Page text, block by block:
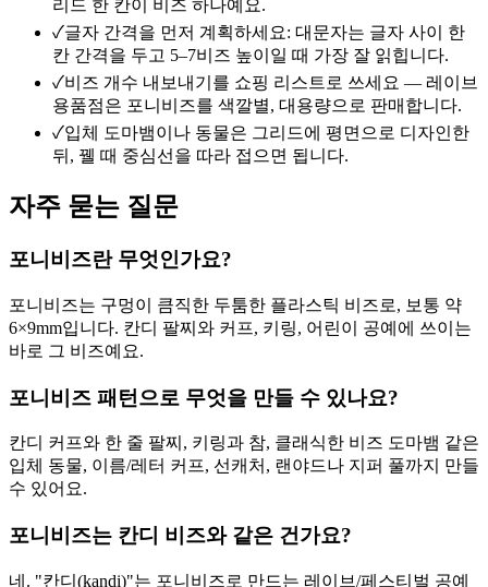
리드 한 칸이 비즈 하나예요.
✓글자 간격을 먼저 계획하세요: 대문자는 글자 사이 한
칸 간격을 두고 5–7비즈 높이일 때 가장 잘 읽힙니다.
✓비즈 개수 내보내기를 쇼핑 리스트로 쓰세요 — 레이브
용품점은 포니비즈를 색깔별, 대용량으로 판매합니다.
✓입체 도마뱀이나 동물은 그리드에 평면으로 디자인한
뒤, 꿸 때 중심선을 따라 접으면 됩니다.
자주 묻는 질문
포니비즈란 무엇인가요?
포니비즈는 구멍이 큼직한 두툼한 플라스틱 비즈로, 보통 약
6×9mm입니다. 칸디 팔찌와 커프, 키링, 어린이 공예에 쓰이는
바로 그 비즈예요.
포니비즈 패턴으로 무엇을 만들 수 있나요?
칸디 커프와 한 줄 팔찌, 키링과 참, 클래식한 비즈 도마뱀 같은
입체 동물, 이름/레터 커프, 선캐처, 랜야드나 지퍼 풀까지 만들
수 있어요.
포니비즈는 칸디 비즈와 같은 건가요?
네. "칸디(kandi)"는 포니비즈로 만드는 레이브/페스티벌 공예